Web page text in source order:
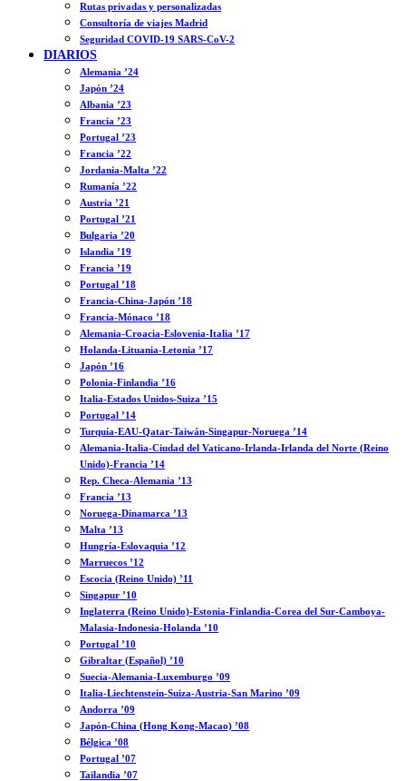
Rutas privadas y personalizadas
Consultoría de viajes Madrid
Seguridad COVID-19 SARS-CoV-2
DIARIOS
Alemania ’24
Japón ’24
Albania ’23
Francia ’23
Portugal ’23
Francia ’22
Jordania-Malta ’22
Rumanía ’22
Austria ’21
Portugal ’21
Bulgaria ’20
Islandia ’19
Francia ’19
Portugal ’18
Francia-China-Japón ’18
Francia-Mónaco ’18
Alemania-Croacia-Eslovenia-Italia ’17
Holanda-Lituania-Letonia ’17
Japón ’16
Polonia-Finlandia ’16
Italia-Estados Unidos-Suiza ’15
Portugal ’14
Turquía-EAU-Qatar-Taiwán-Singapur-Noruega ’14
Alemania-Italia-Ciudad del Vaticano-Irlanda-Irlanda del Norte (Reino
Unido)-Francia ’14
Rep. Checa-Alemania ’13
Francia ’13
Noruega-Dinamarca ’13
Malta ’13
Hungría-Eslovaquia ’12
Marruecos ’12
Escocia (Reino Unido) ’11
Singapur ’10
Inglaterra (Reino Unido)-Estonia-Finlandia-Corea del Sur-Camboya-
Malasia-Indonesia-Holanda ’10
Portugal ’10
Gibraltar (Español) ’10
Suecia-Alemania-Luxemburgo ’09
Italia-Liechtenstein-Suiza-Austria-San Marino ’09
Andorra ’09
Japón-China (Hong Kong-Macao) ’08
Bélgica ’08
Portugal ’07
Tailandia ’07